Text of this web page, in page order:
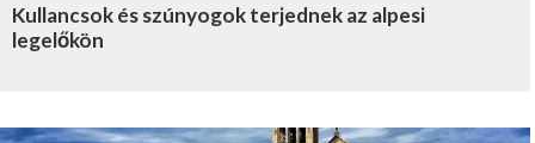
Kullancsok és szúnyogok terjednek az alpesi
legelőkön